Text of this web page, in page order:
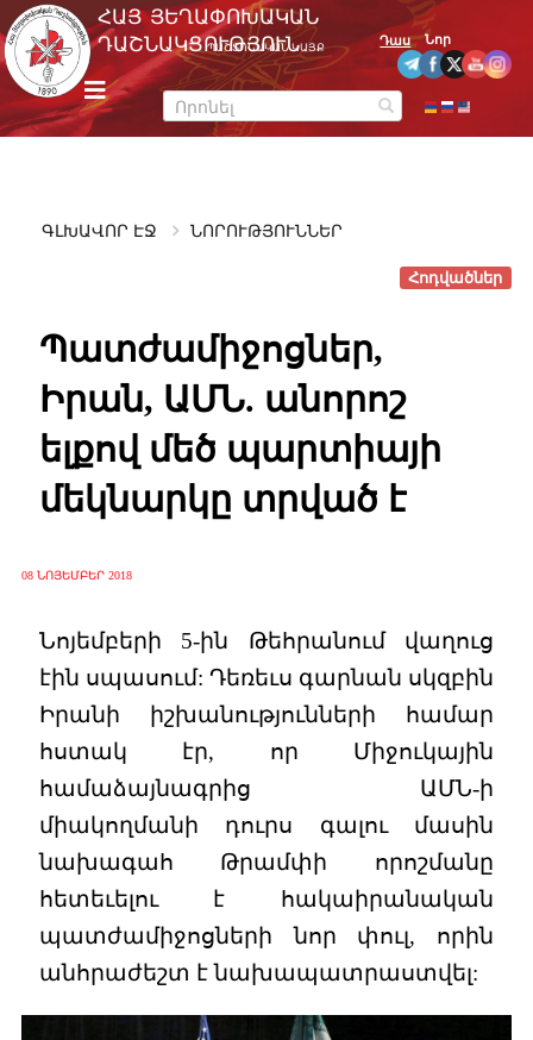
Skip
to
content
m
e
n
u
ՀԱՅ ՅԵՂԱՓՈԽԱԿԱՆ
ԴԱՇՆԱԿՑՈՒԹՅՈՒՆ
ՊԱՇՏՈՆԱԿԱՆ ԿԱՅՔ
Դաս Նոր
ԳԼԽԱՎՈՐ ԷՋ ՆՈՐՈՒԹՅՈՒՆՆԵՐ
Հոդվածներ
Պատժամիջոցներ,
Իրան, ԱՄՆ. անորոշ
ելքով մեծ պարտիայի
մեկնարկը տրված է
08 ՆՈՅԵՄԲԵՐ 2018
Նոյեմբերի 5-ին Թեհրանում վաղուց
էին սպասում: Դեռեւս գարնան սկզբին
Իրանի իշխանությունների համար
հստակ էր, որ Միջուկային
համաձայնագրից ԱՄՆ-ի
միակողմանի դուրս գալու մասին
նախագահ Թրամփի որոշմանը
հետեւելու է հակաիրանական
պատժամիջոցների նոր փուլ, որին
անհրաժեշտ է նախապատրաստվել: